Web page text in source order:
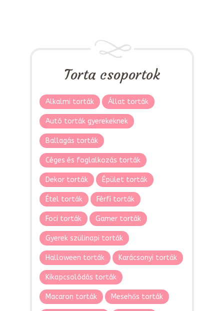
Torta csoportok
Alkalmi torták Állat torták
Autó torták gyerekeknek
Ballagás torták
Céges és foglalkozás torták
Dekor torták Épület torták
Étel torták Férfi torták
Foci torták Gamer torták
Gyerek szülinapi torták
Halloween torták Karácsonyi torták
Kikapcsolódás torták
Macaron torták Mesehős torták